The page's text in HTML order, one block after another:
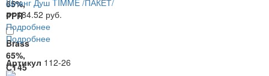
65%,
PPR
Brass
65%,
СТ45
Шланг Душ TIMME /ПАКЕТ/
от 184.52 руб.
Подробнее
Подробнее
Артикул 112-26